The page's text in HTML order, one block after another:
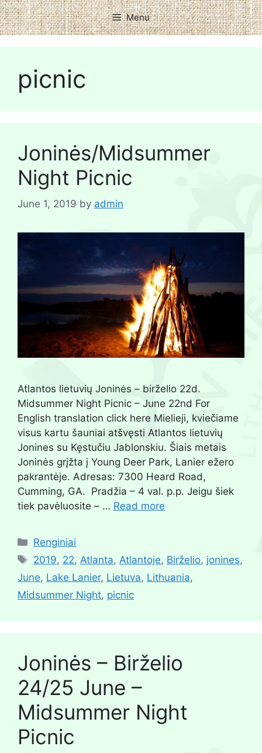
Menu
picnic
Joninės/Midsummer
Night Picnic
June 1, 2019 by admin
Atlantos lietuvių Joninės – birželio 22d.
Midsummer Night Picnic – June 22nd For
English translation click here Mielieji, kviečiame
visus kartu šauniai atšvęsti Atlantos lietuvių
Jonines su Kęstučiu Jablonskiu. Šiais metais
Joninės grįžta į Young Deer Park, Lanier ežero
pakrantėje. Adresas: 7300 Heard Road,
Cumming, GA. Pradžia – 4 val. p.p. Jeigu šiek
tiek pavėluosite – … Read more
Renginiai
2019, 22,Atlanta,Atlantoje, Birželio, jonines,
June, Lake Lanier, Lietuva, Lithuania,
Midsummer Night, picnic
Joninės – Birželio
24/25 June –
Midsummer Night
Picnic